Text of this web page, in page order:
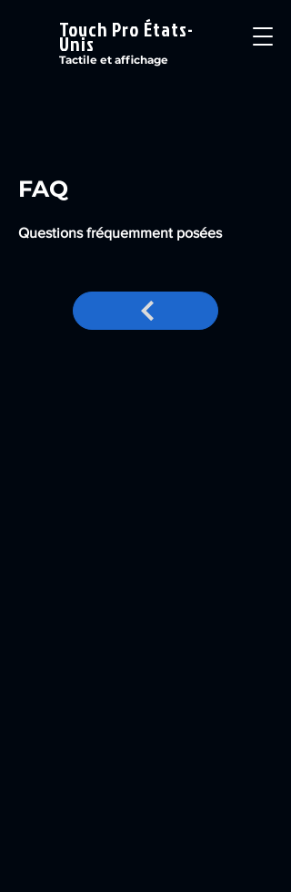
Touch Pro États-
Unis
Tactile et affichage
FAQ
Questions fréquemment posées